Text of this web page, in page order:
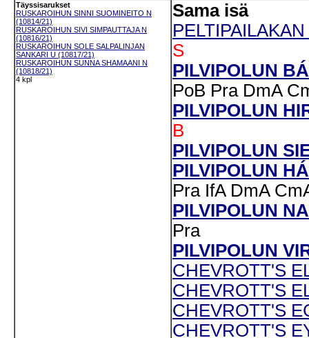
Täyssisarukset
RUSKAROIHUN SINNI SUOMINEITO N
(10814/21)
RUSKAROIHUN SIVI SIMPAUTTAJA N
(10816/21)
RUSKAROIHUN SOLE SALPALINJAN
SANKARI U (10817/21)
RUSKAROIHUN SUNNA SHAMAANI N
(10818/21)
4 kpl
Sama isä
S
PILVIPOLUN
PoB Pra DmA
PILVIPOLUN
B
PILVIPOLUN
PILVIPOLUN
Pra IfA DmA
PILVIPOLUN
Pra
PILVIPOLUN
CHEVROTT'S
CHEVROTT'S
CHEVROTT'S
CHEVROTT'S